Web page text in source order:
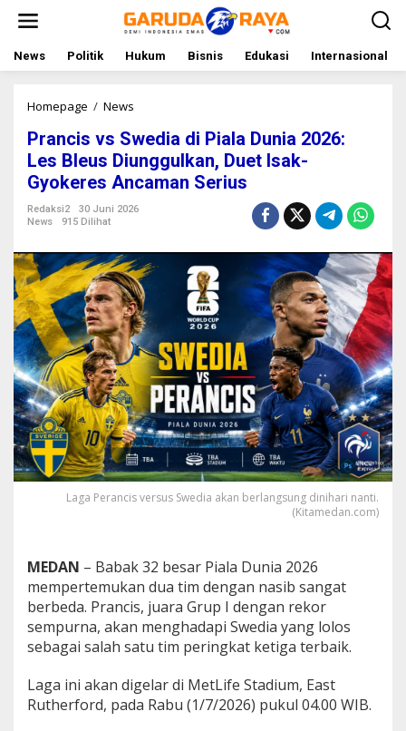
t
News Politik Hukum Bisnis Edukasi Internasional
Homepage / News
a
n
c
i
s
S
w
e
d
i
a
d
P
i
a
l
a
D
u
n
0
6
:
L
e
l
e
Prancis vs Swedia di Piala Dunia 2026:
Les Bleus Diunggulkan, Duet Isak-
Gyokeres Ancaman Serius
Redaksi2
30 Juni 2026
News
915 Dilihat
Laga Perancis versus Swedia akan berlangsung dinihari nanti.
(Kitamedan.com)
MEDAN – Babak 32 besar Piala Dunia 2026
mempertemukan dua tim dengan nasib sangat
berbeda. Prancis, juara Grup I dengan rekor
sempurna, akan menghadapi Swedia yang lolos
sebagai salah satu tim peringkat ketiga terbaik.
Laga ini akan digelar di MetLife Stadium, East
Rutherford, pada Rabu (1/7/2026) pukul 04.00 WIB.